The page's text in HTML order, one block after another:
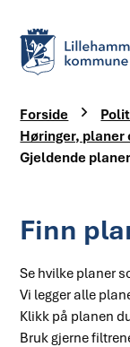
Du er her:
Forside
Høringer, planer
Gjeldende
Finn
Se hvilke planer
Vi legger alle
Klikk på planen
Bruk gjerne